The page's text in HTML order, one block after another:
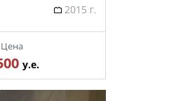
2015 г.
Цена
у.е.